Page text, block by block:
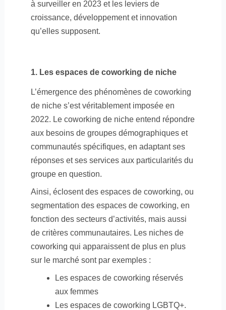
à surveiller en 2023 et les leviers de
croissance, développement et innovation
qu’elles supposent.
1. Les espaces de coworking de niche
L’émergence des phénomènes de coworking
de niche s’est véritablement imposée en
2022. Le coworking de niche entend répondre
aux besoins de groupes démographiques et
communautés spécifiques, en adaptant ses
réponses et ses services aux particularités du
groupe en question.
Ainsi, éclosent des espaces de coworking, ou
segmentation des espaces de coworking, en
fonction des secteurs d’activités, mais aussi
de critères communautaires. Les niches de
coworking qui apparaissent de plus en plus
sur le marché sont par exemples :
Les espaces de coworking réservés
aux femmes
Les espaces de coworking LGBTQ+.